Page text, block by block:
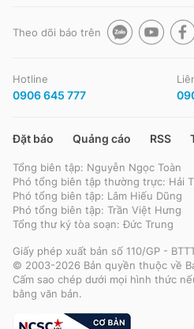
Theo dõi báo trên
Hotline
0906 645 777
Đặt báo Quảng cáo RSS
Tổng biên tập: Nguyễn Ngọc Toàn
Phó tổng biên tập thường trực: Hải
Phó tổng biên tập: Lâm Hiếu Dũng
Phó tổng biên tập: Trần Việt Hưng
Tổng thư ký tòa soạn: Đức Trung
Giấy phép xuất bản số 110/GP -
© 2003-2026 Bản quyền thuộc về
Cấm sao chép dưới mọi hình thức
bằng văn bản.